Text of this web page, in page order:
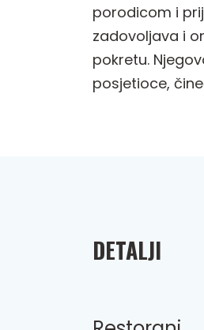
porodicom i
zadovoljava i
pokretu.
posjetioce,
DETALJI